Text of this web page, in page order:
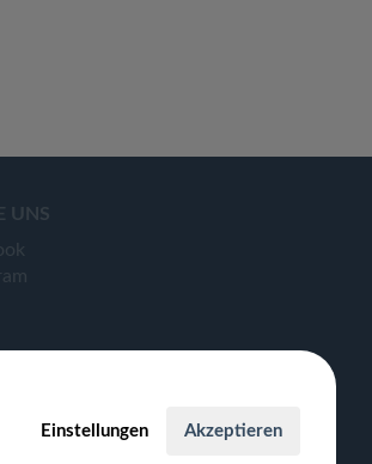
UNS
Einstellungen Akzeptieren